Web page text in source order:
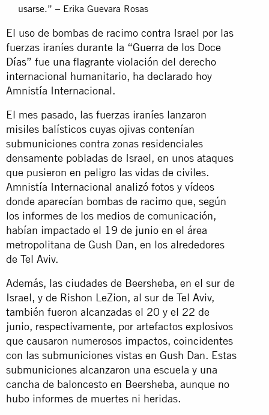
usarse.” – Erika Guevara Rosas
El uso de bombas de racimo contra Israel por las
fuerzas iraníes durante la “Guerra de los Doce
Días” fue una flagrante violación del derecho
internacional humanitario, ha declarado hoy
Amnistía Internacional.
El mes pasado, las fuerzas iraníes lanzaron
misiles balísticos cuyas ojivas contenían
submuniciones contra zonas residenciales
densamente pobladas de Israel, en unos ataques
que pusieron en peligro las vidas de civiles.
Amnistía Internacional analizó fotos y vídeos
donde aparecían bombas de racimo que, según
los informes de los medios de comunicación,
habían impactado el 19 de junio en el área
metropolitana de Gush Dan, en los alrededores
de Tel Aviv.
Además, las ciudades de Beersheba, en el sur de
Israel, y de Rishon LeZion, al sur de Tel Aviv,
también fueron alcanzadas el 20 y el 22 de
junio, respectivamente, por artefactos explosivos
que causaron numerosos impactos, coincidentes
con las submuniciones vistas en Gush Dan. Estas
submuniciones alcanzaron una escuela y una
cancha de baloncesto en Beersheba, aunque no
hubo informes de muertes ni heridas.